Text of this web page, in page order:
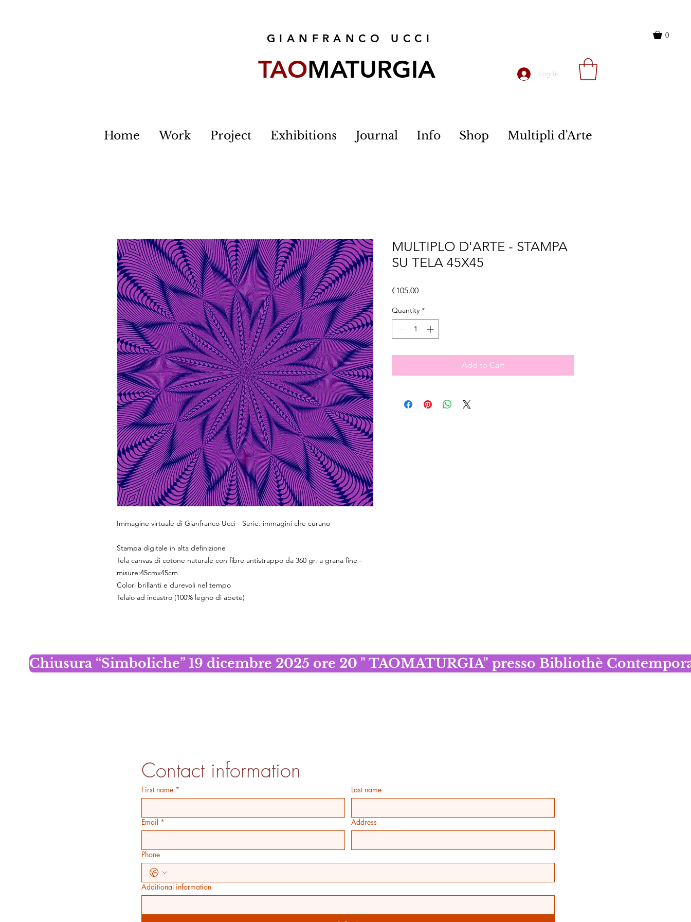
0
GIANFRANCO UCCI
TAOMATURGIA Log In
Home Work Project Exhibitions Journal Info Shop Multipli d'Arte
Immagine virtuale di Gianfranco Ucci - Serie: immagini che curano
Stampa digitale in alta definizione
Tela canvas di cotone naturale con fibre antistrappo da 360 gr. a grana fine -
misure:45cmx45cm
Colori brillanti e durevoli nel tempo
Telaio ad incastro (100% legno di abete)
MULTIPLO D'ARTE - STAMPA
SU TELA 45X45
€105.00Price
Quantity *
Add to Cart
Chiusura “Simboliche” 19 dicembre 2025 ore 20 " TAOMATURGIA" presso Bibliothè
Contact information
First name * Last name
Email * Address
Phone
Additional information